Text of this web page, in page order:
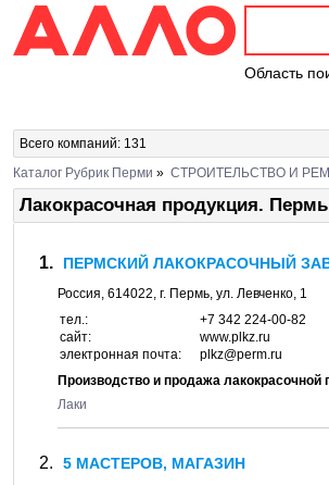
Область
Всего компаний: 131
Каталог Рубрик Перми » СТРОИТЕЛЬСТВО И
Лакокрасочная продукция. Пермь
ПЕРМСКИЙ ЛАКОКРАСОЧНЫЙ
Россия, 614022, г. Пермь, ул. Левченко, 1
тел.:
+7 342 224-00-82
сайт:
www.plkz.ru
электронная почта:
plkz@perm.ru
Производство и продажа лакокрасочной
Лаки
5 МАСТЕРОВ, МАГАЗИН